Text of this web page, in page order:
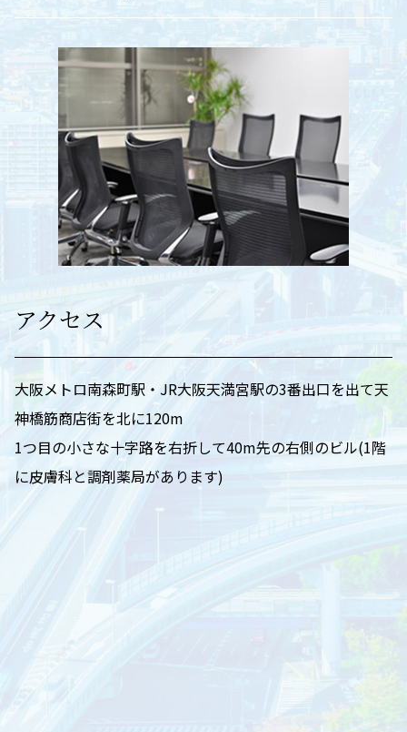
アクセス
大阪メトロ南森町駅・JR大阪天満宮駅の3番出口を出て天
神橋筋商店街を北に120m
1つ目の小さな十字路を右折して40m先の右側のビル(1階
に皮膚科と調剤薬局があります)